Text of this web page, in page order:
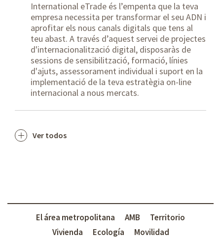
International eTrade és l’empenta que la teva
empresa necessita per transformar el seu ADN i
aprofitar els nous canals digitals que tens al
teu abast. A través d’aquest servei de projectes
d'internacionalització digital, disposaràs de
sessions de sensibilització, formació, línies
d'ajuts, assessorament individual i suport en la
implementació de la teva estratègia on-line
internacional a nous mercats.
Ver todos
El área metropolitana AMB
Territorio
Vivienda
Ecología Movilidad